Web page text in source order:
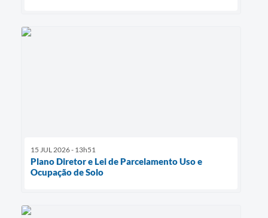
15 JUL 2026 - 13h51
Plano Diretor e Lei de Parcelamento Uso e
Ocupação de Solo